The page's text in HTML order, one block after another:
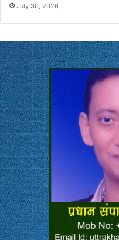
July 30, 2026